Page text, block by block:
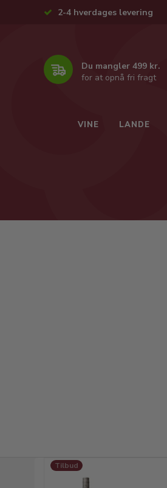
2-4 hverdages levering
Du mangler 499 kr.
for at opnå fri fragt
VINE LANDE
Tilbud